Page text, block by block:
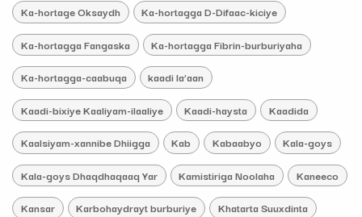
Ka-hortage Oksaydh Ka-hortagga D-Difaac-kiciye
Ka-hortagga Fangaska Ka-hortagga Fibrin-burburiyaha
Ka-hortagga-caabuqa kaadi la’aan
Kaadi-bixiye Kaaliyam-ilaaliye Kaadi-haysta Kaadida
Kaalsiyam-xannibe Dhiigga Kab Kabaabyo Kala-goys
Kala-goys Dhaqdhaqaaq Yar Kamistiriga Noolaha Kaneeco
Kansar Karbohaydrayt burburiye Khatarta Suuxdinta